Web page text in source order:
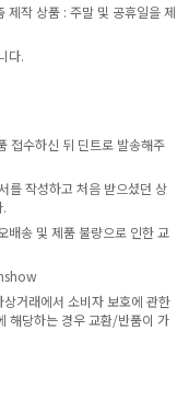
작 상품 : 주말 및 공휴일을 제
다.
접수하신 뒤 딘트로 발송해주
를 작성하고 처음 받으셨던 상
배송 및 제품 불량으로 인한 교
거래에서 소비자 보호에 관한
해당하는 경우 교환/반품이 가